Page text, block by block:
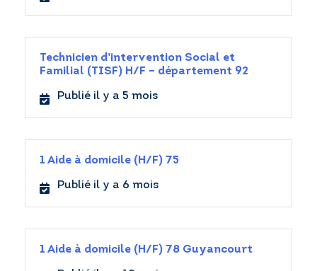
Technicien d’intervention Social et
Familial (TISF) H/F – département 92
Publié il y a 5 mois
1 Aide à domicile (H/F) 75
Publié il y a 6 mois
1 Aide à domicile (H/F) 78 Guyancourt